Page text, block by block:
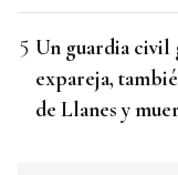
Un guardia civil
expareja,
de Llanes y